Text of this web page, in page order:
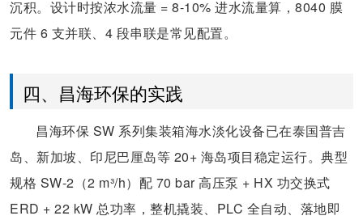
沉积。设计时按浓水流量 = 8-10% 进水流量算，8040 膜
元件 6 支并联、4 段串联是常见配置。
四、昌海环保的实践
昌海环保 SW 系列集装箱海水淡化设备已在泰国普吉
岛、新加坡、印尼巴厘岛等 20+ 海岛项目稳定运行。典型
规格 SW-2（2 m³/h）配 70 bar 高压泵 + HX 功交换式
ERD + 22 kW 总功率，整机撬装、PLC 全自动、落地即